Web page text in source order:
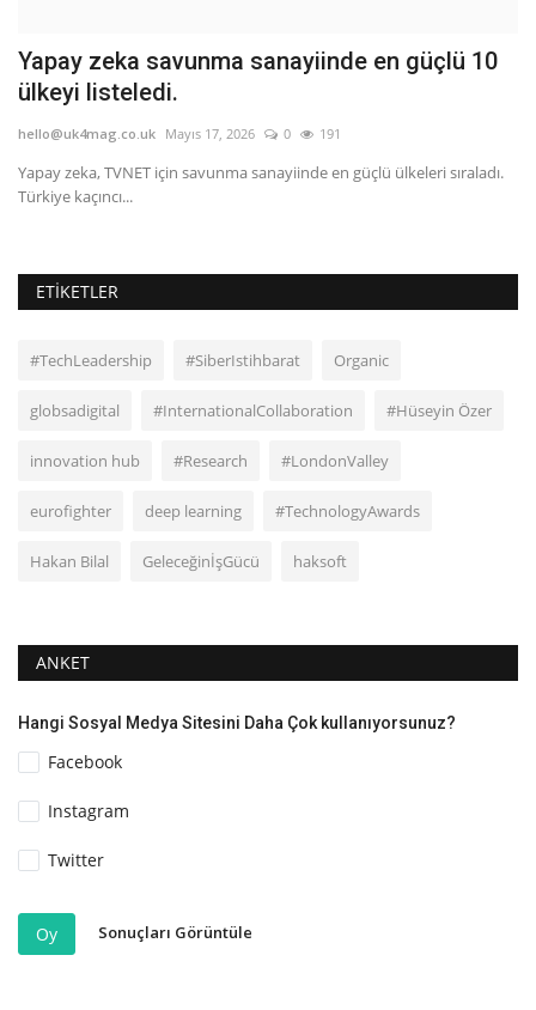
Yapay zeka savunma sanayiinde en güçlü 10
ülkeyi listeledi.
hello@uk4mag.co.uk Mayıs 17, 2026 0 191
Yapay zeka, TVNET için savunma sanayiinde en güçlü ülkeleri sıraladı.
Türkiye kaçıncı...
ETIKETLER
#TechLeadership #SiberIstihbarat Organic
globsadigital #InternationalCollaboration #Hüseyin Özer
innovation hub #Research #LondonValley
eurofighter deep learning #TechnologyAwards
Hakan Bilal GeleceğinİşGücü haksoft
ANKET
Hangi Sosyal Medya Sitesini Daha Çok kullanıyorsunuz?
Facebook
Instagram
Twitter
Oy Sonuçları Görüntüle